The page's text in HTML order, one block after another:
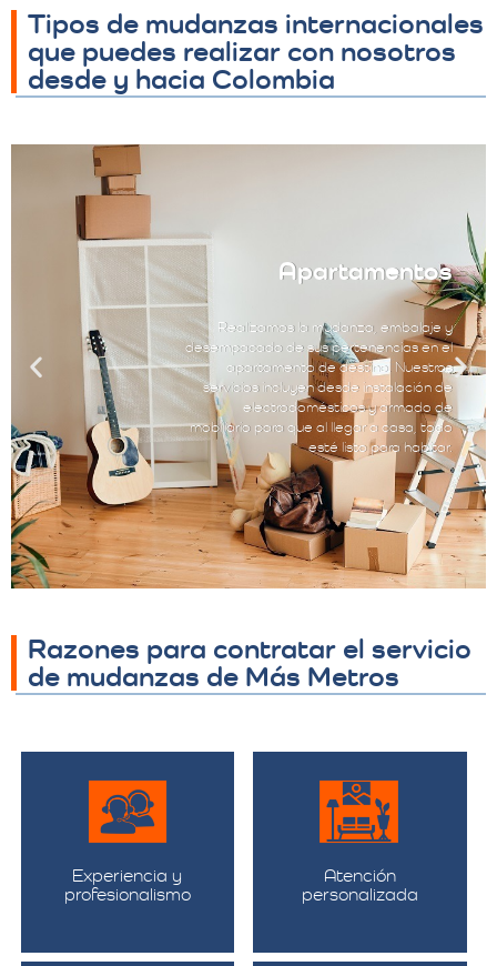
Tipos de mudanzas internacionales
que puedes realizar con nosotros
desde y hacia Colombia
Apartamentos
Realizamos la mudanza, embalaje y
desempacado de sus pertenencias en el
apartamento de destino. Nuestros
servicios incluyen desde instalación de
electrodomésticos y armado de
mobiliario para que al llegar a casa, todo
esté listo para habitar.
Razones para contratar el servicio
de mudanzas de Más Metros
Experiencia y
profesionalismo
Atención
personalizada